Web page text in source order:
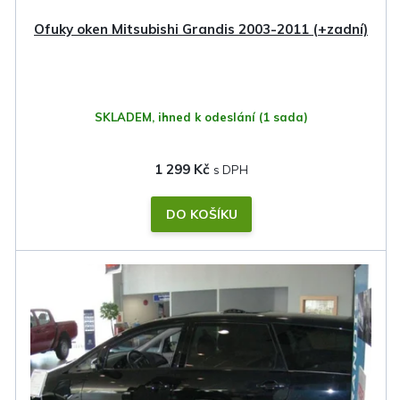
Ofuky oken Mitsubishi Grandis 2003-2011 (+zadní)
SKLADEM, ihned k odeslání (1 sada)
1 299 Kč
DO KOŠÍKU